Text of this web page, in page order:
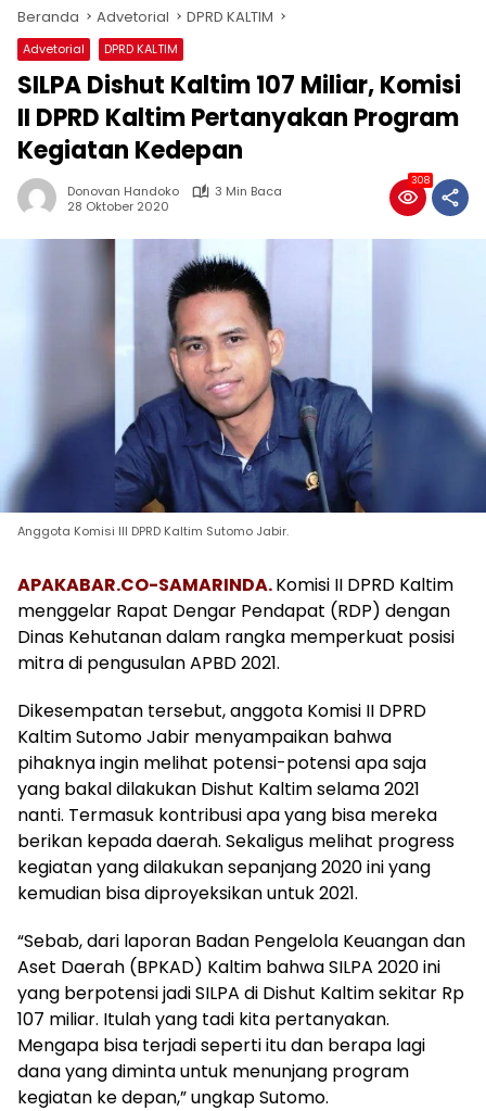
Beranda Advetorial DPRD KALTIM
Advetorial DPRD KALTIM
SILPA Dishut Kaltim 107 Miliar, Komisi
II DPRD Kaltim Pertanyakan Program
Kegiatan Kedepan
Donovan Handoko
3 Min Baca
28 Oktober 2020
308
Anggota Komisi III DPRD Kaltim Sutomo Jabir.
APAKABAR.CO-SAMARINDA.Komisi II DPRD Kaltim
menggelar Rapat Dengar Pendapat (RDP) dengan
Dinas Kehutanan dalam rangka memperkuat posisi
mitra di pengusulan APBD 2021.
Dikesempatan tersebut, anggota Komisi II DPRD
Kaltim Sutomo Jabir menyampaikan bahwa
pihaknya ingin melihat potensi-potensi apa saja
yang bakal dilakukan Dishut Kaltim selama 2021
nanti. Termasuk kontribusi apa yang bisa mereka
berikan kepada daerah. Sekaligus melihat progress
kegiatan yang dilakukan sepanjang 2020 ini yang
kemudian bisa diproyeksikan untuk 2021.
“Sebab, dari laporan Badan Pengelola Keuangan dan
Aset Daerah (BPKAD) Kaltim bahwa SILPA 2020 ini
yang berpotensi jadi SILPA di Dishut Kaltim sekitar Rp
107 miliar. Itulah yang tadi kita pertanyakan.
Mengapa bisa terjadi seperti itu dan berapa lagi
dana yang diminta untuk menunjang program
kegiatan ke depan,” ungkap Sutomo.